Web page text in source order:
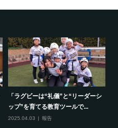
「ラグビーは“礼儀”と“リーダーシ
ップ”を育てる教育ツールで...
2025.04.03 報告